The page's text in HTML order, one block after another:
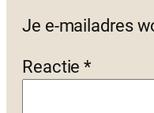
Je e-mailadres
Reactie*